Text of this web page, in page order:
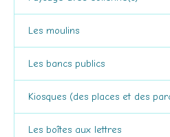
Les moulins
Les bancs publics
Kiosques (des places et des
Les boîtes aux lettres